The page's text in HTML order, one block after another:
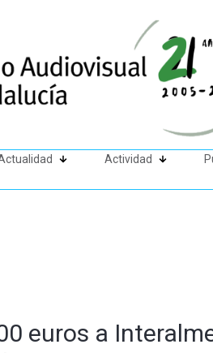
Actividad
euros a